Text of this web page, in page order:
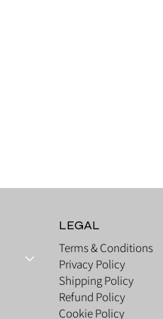
LEGAL
Terms & Conditions
Privacy Policy
Shipping Policy
Refund Policy
Cookie Policy